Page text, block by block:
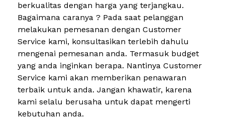
berkualitas dengan harga yang terjangkau.
Bagaimana caranya ? Pada saat pelanggan
melakukan pemesanan dengan Customer
Service kami, konsultasikan terlebih dahulu
mengenai pemesanan anda. Termasuk budget
yang anda inginkan berapa. Nantinya Customer
Service kami akan memberikan penawaran
terbaik untuk anda. Jangan khawatir, karena
kami selalu berusaha untuk dapat mengerti
kebutuhan anda.